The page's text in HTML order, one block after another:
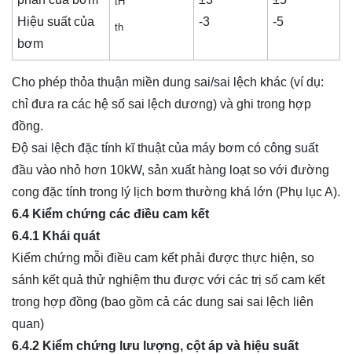
Hiệu suất của
bơm
th
-3
-5
Cho phép thỏa thuận miền dung sai/sai lệch khác (ví dụ:
chỉ đưa ra các hệ số sai lệch dương) và ghi trong hợp
đồng.
Độ sai lệch đặc tính kĩ thuật của máy bơm có công suất
đầu vào nhỏ hơn 10kW, sản xuất hàng loạt so với đường
cong đặc tính trong lý lịch bơm thường khá lớn (Phụ lục A).
6.4 Kiểm chứng các điều cam kết
6.4.1 Khái quát
Kiểm chứng mỗi điều cam kết phải được thực hiện, so
sánh kết quả thử nghiệm thu được với các trị số cam kết
trong hợp đồng (bao gồm cả các dung sai sai lệch liên
quan)
6.4.2 Kiểm chứng lưu lượng, cột áp và hiệu suất